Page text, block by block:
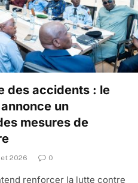
des accidents : le
un
mesures de
2026 0
renforcer la lutte contre